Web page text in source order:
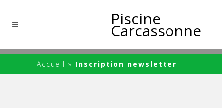
Piscine
Carcassonne
Accueil » Inscription newsletter